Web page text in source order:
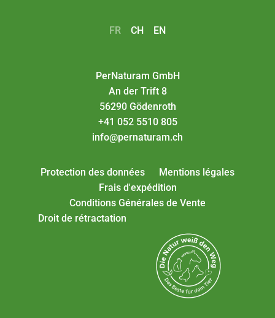
FR CH EN
PerNaturam GmbH
An der Trift 8
56290 Gödenroth
+41 052 5510 805
info@pernaturam.ch
Protection des données
Mentions légales
Frais d'expédition
Conditions Générales de Vente
Droit de rétractation